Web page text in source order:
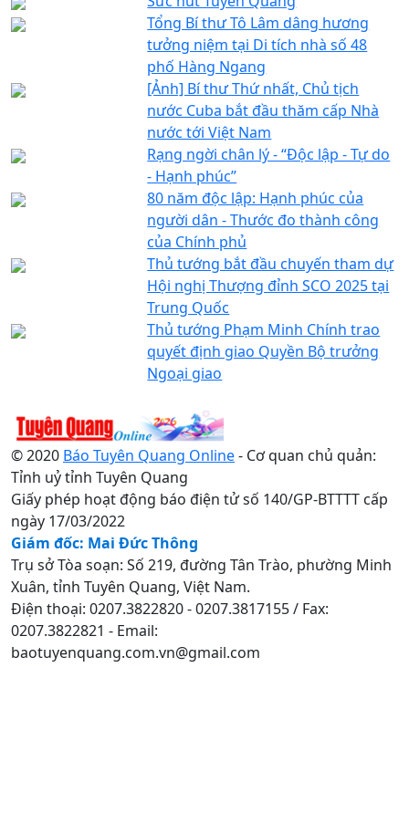
Tổng Bí thư Tô Lâm dâng hương
tưởng niệm tại Di tích nhà số 48
phố Hàng Ngang
[Ảnh] Bí thư Thứ nhất, Chủ tịch
nước Cuba bắt đầu thăm cấp Nhà
nước tới Việt Nam
Rạng ngời chân lý - “Độc lập - Tự do
- Hạnh phúc”
80 năm độc lập: Hạnh phúc của
người dân - Thước đo thành công
của Chính phủ
Thủ tướng bắt đầu chuyến tham dự
Hội nghị Thượng đỉnh SCO 2025 tại
Trung Quốc
Thủ tướng Phạm Minh Chính trao
quyết định giao Quyền Bộ trưởng
Ngoại giao
© 2020 Báo Tuyên Quang Online- Cơ quan chủ quản:
Tỉnh uỷ tỉnh Tuyên Quang
Giấy phép hoạt động báo điện tử số 140/GP-BTTTT cấp
ngày 17/03/2022
Giám đốc: Mai Đức Thông
Trụ sở Tòa soạn: Số 219, đường Tân Trào, phường Minh
Xuân, tỉnh Tuyên Quang, Việt Nam.
Điện thoại: 0207.3822820 - 0207.3817155 / Fax:
0207.3822821 - Email:
baotuyenquang.com.vn@gmail.com